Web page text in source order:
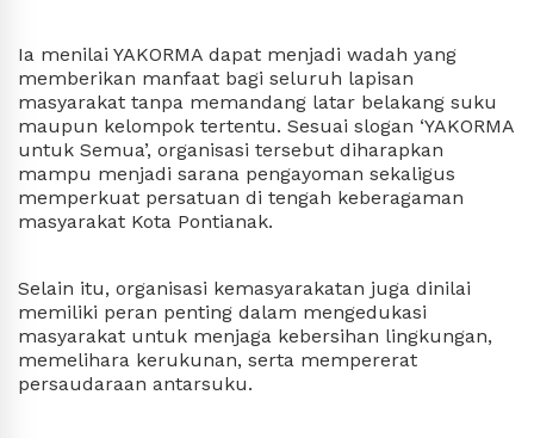
Ia menilai YAKORMA dapat menjadi wadah yang
memberikan manfaat bagi seluruh lapisan
masyarakat tanpa memandang latar belakang suku
maupun kelompok tertentu. Sesuai slogan ‘YAKORMA
untuk Semua’, organisasi tersebut diharapkan
mampu menjadi sarana pengayoman sekaligus
memperkuat persatuan di tengah keberagaman
masyarakat Kota Pontianak.
Selain itu, organisasi kemasyarakatan juga dinilai
memiliki peran penting dalam mengedukasi
masyarakat untuk menjaga kebersihan lingkungan,
memelihara kerukunan, serta mempererat
persaudaraan antarsuku.